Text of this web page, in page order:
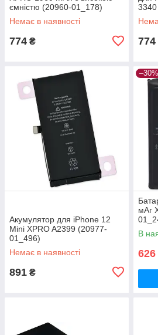
ємністю (20960-01_178)
Немає в наявності
774 ₴ 774
Акумулятор для iPhone 12
Mini XPRO A2399 (20977-
01_496)
Немає в наявності
891 ₴
–30%
мАг
В
626